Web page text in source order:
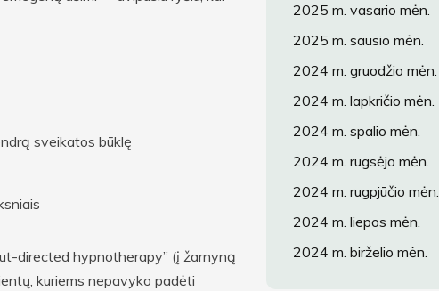
sveikatos būklę
directed hypnotherapy” (į žarnyną
kuriems nepavyko padėti
2025 m. vasario mėn.
2025 m. sausio mėn.
2024 m. gruodžio mėn.
2024 m. lapkričio mėn.
2024 m. spalio mėn.
2024 m. rugsėjo mėn.
2024 m. rugpjūčio mėn.
2024 m. liepos mėn.
2024 m. birželio mėn.